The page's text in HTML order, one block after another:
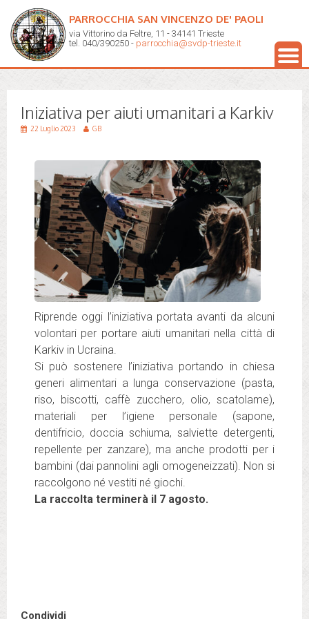
PARROCCHIA SAN VINCENZO DE' PAOLI
via Vittorino da Feltre, 11 - 34141 Trieste
tel. 040/390250 - parrocchia@svdp-trieste.it
Iniziativa per aiuti umanitari a Karkiv
22 Luglio 2023 GB
Riprende oggi l’iniziativa portata avanti da alcuni
volontari per portare aiuti umanitari nella città di
Karkiv in Ucraina.
Si può sostenere l’iniziativa portando in chiesa
generi alimentari a lunga conservazione (pasta,
riso, biscotti, caffè zucchero, olio, scatolame),
materiali per l’igiene personale (sapone,
dentifricio, doccia schiuma, salviette detergenti,
repellente per zanzare), ma anche prodotti per i
bambini (dai pannolini agli omogeneizzati). Non si
raccolgono né vestiti né giochi.
La raccolta terminerà il 7 agosto.
Condividi